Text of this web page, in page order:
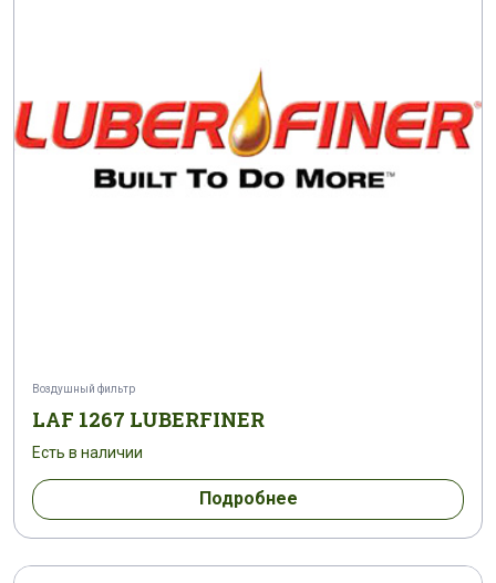
Воздушный фильтр
LAF 1267 LUBERFINER
Есть в наличии
Подробнее